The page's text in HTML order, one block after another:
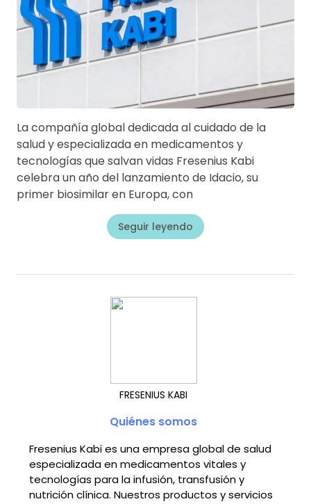
La compañía global dedicada al cuidado de la
salud y especializada en medicamentos y
tecnologías que salvan vidas Fresenius Kabi
celebra un año del lanzamiento de Idacio, su
primer biosimilar en Europa, con
Seguir leyendo
FRESENIUS KABI
Quiénes somos
Fresenius Kabi es una empresa global de salud
especializada en medicamentos vitales y
tecnologías para la infusión, transfusión y
nutrición clínica. Nuestros productos y servicios